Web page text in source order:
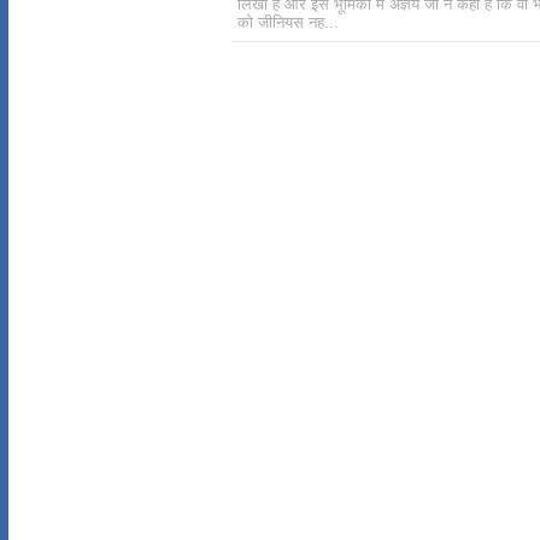
लिखी है और इस भूमिका में अज्ञेय जी ने कहा है कि वो
को जीनियस नह...